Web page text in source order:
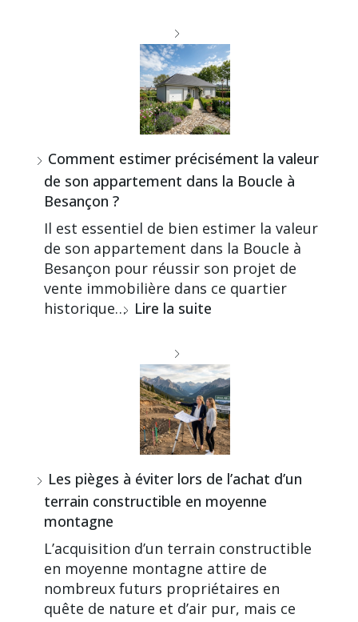
Comment estimer précisément la valeur
de son appartement dans la Boucle à
Besançon ?
Il est essentiel de bien estimer la valeur
de son appartement dans la Boucle à
Besançon pour réussir son projet de
vente immobilière dans ce quartier
historique… Lire la suite
Les pièges à éviter lors de l’achat d’un
terrain constructible en moyenne
montagne
L’acquisition d’un terrain constructible
en moyenne montagne attire de
nombreux futurs propriétaires en
quête de nature et d’air pur, mais ce